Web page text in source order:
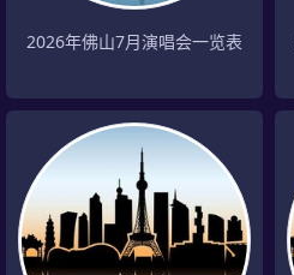
2026年佛山7月演唱会一览表